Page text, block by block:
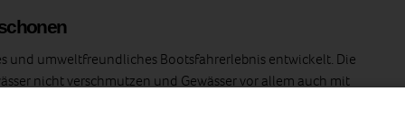
und umweltfreundliches Bootsfahrerlebnis entwickelt. Die
nicht verschmutzen und Gewässer vor allem auch mit
nicht nur Solarzellen, sondern ebenso Bio Wein, Bio Soft Drinks
alles kann gleich mit dem Boot bestellt werden.